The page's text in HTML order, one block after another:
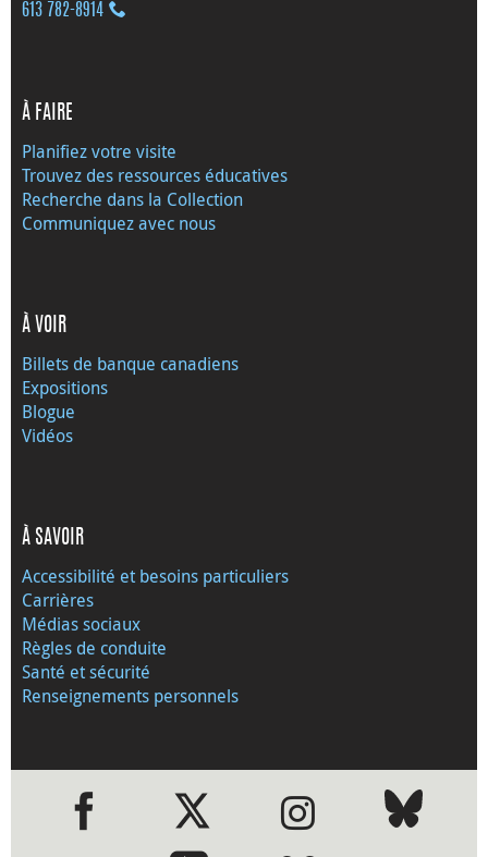
613 782‑8914
À FAIRE
Planifiez votre visite
Trouvez des ressources éducatives
Recherche dans la Collection
Communiquez avec nous
À VOIR
Billets de banque canadiens
Expositions
Blogue
Vidéos
À SAVOIR
Accessibilité et besoins particuliers
Carrières
Médias sociaux
Règles de conduite
Santé et sécurité
Renseignements personnels